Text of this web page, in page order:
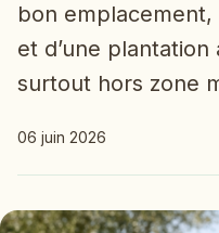
bon emplacement,
et d’une
surtout hors zone
06 juin 2026